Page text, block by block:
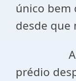
único bem
desde que
Artigo
prédio